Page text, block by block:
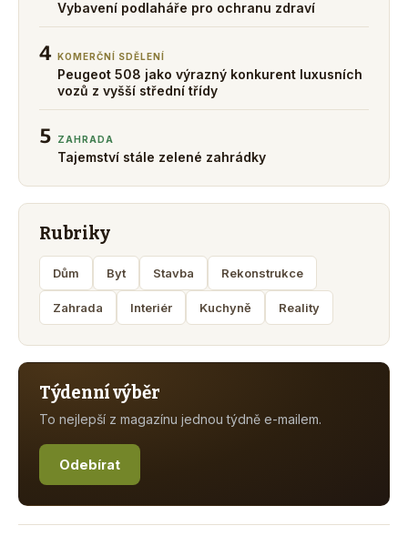
Vybavení podlaháře pro ochranu zdraví
4 KOMERČNÍ SDĚLENÍ
Peugeot 508 jako výrazný konkurent luxusních
vozů z vyšší střední třídy
5 ZAHRADA
Tajemství stále zelené zahrádky
Rubriky
Dům Byt Stavba Rekonstrukce
Zahrada Interiér Kuchyně Reality
Týdenní výběr
To nejlepší z magazínu jednou týdně e-mailem.
Odebírat